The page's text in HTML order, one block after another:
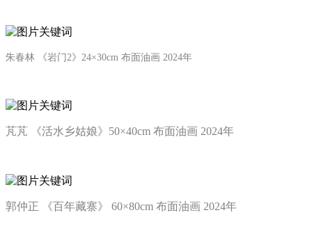
朱春林 《岩门2》24×30cm 布面油画 2024年
芃芃 《活水乡姑娘》50×40cm 布面油画 2024年
郭仲正 《百年藏寨》 60×80cm 布面油画 2024年